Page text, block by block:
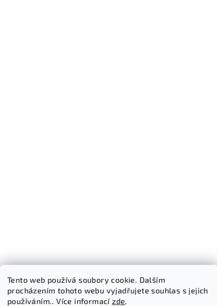
Tento web používá soubory cookie. Dalším
procházením tohoto webu vyjadřujete souhlas s jejich
používáním.. Více informacízde.
Sledovat na Instagramu